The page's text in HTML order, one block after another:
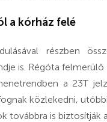
a kórház felé
részben
is. Régóta
a 23T
közlekedni,
továbbra is biztosítják